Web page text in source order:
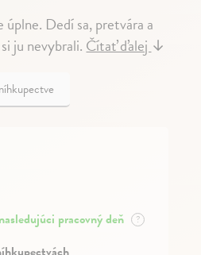
Dedí sa, pretvára a
ju nevybrali.Čítať ďalej↓
pracovný deň ?